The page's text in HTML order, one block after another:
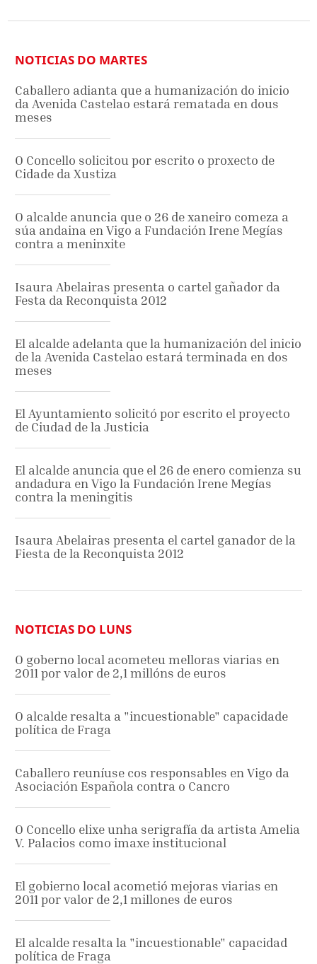
NOTICIAS DO MARTES
Caballero adianta que a humanización do inicio
da Avenida Castelao estará rematada en dous
meses
O Concello solicitou por escrito o proxecto de
Cidade da Xustiza
O alcalde anuncia que o 26 de xaneiro comeza a
súa andaina en Vigo a Fundación Irene Megías
contra a meninxite
Isaura Abelairas presenta o cartel gañador da
Festa da Reconquista 2012
El alcalde adelanta que la humanización del inicio
de la Avenida Castelao estará terminada en dos
meses
El Ayuntamiento solicitó por escrito el proyecto
de Ciudad de la Justicia
El alcalde anuncia que el 26 de enero comienza su
andadura en Vigo la Fundación Irene Megías
contra la meningitis
Isaura Abelairas presenta el cartel ganador de la
Fiesta de la Reconquista 2012
NOTICIAS DO LUNS
O goberno local acometeu melloras viarias en
2011 por valor de 2,1 millóns de euros
O alcalde resalta a "incuestionable" capacidade
política de Fraga
Caballero reuníuse cos responsables en Vigo da
Asociación Española contra o Cancro
O Concello elixe unha serigrafía da artista Amelia
V. Palacios como imaxe institucional
El gobierno local acometió mejoras viarias en
2011 por valor de 2,1 millones de euros
El alcalde resalta la "incuestionable" capacidad
política de Fraga